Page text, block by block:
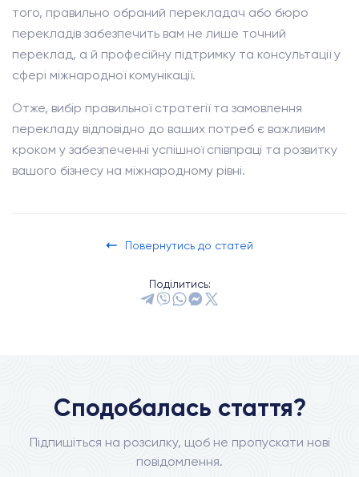
того, правильно обраний перекладач або бюро
перекладів забезпечить вам не лише точний
переклад, а й професійну підтримку та консультації у
сфері міжнародної комунікації.
Отже, вибір правильної стратегії та замовлення
перекладу відповідно до ваших потреб є важливим
кроком у забезпеченні успішної співпраці та розвитку
вашого бізнесу на міжнародному рівні.
Повернутись до статей
Поділитись:
Сподобалась стаття?
Підпишіться на розсилку, щоб не пропускати нові
повідомлення.